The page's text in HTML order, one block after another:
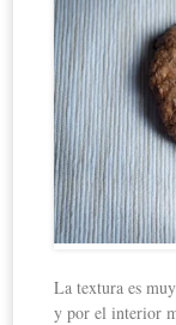
La textura es
y por el interior